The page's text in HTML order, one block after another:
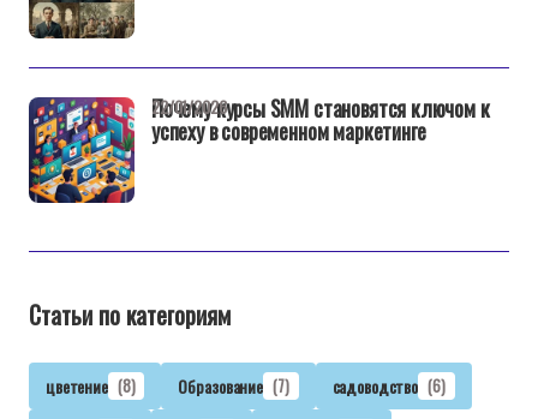
Почему курсы SMM становятся ключом к
успеху в современном маркетинге
22/01/2026
Статьи по категориям
цветение (8) Образование (7) садоводство (6)